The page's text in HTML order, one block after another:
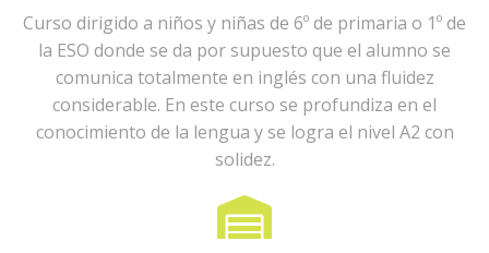
Curso dirigido a niños y niñas de 6º de primaria o 1º de
la ESO donde se da por supuesto que el alumno se
comunica totalmente en inglés con una fluidez
considerable. En este curso se profundiza en el
conocimiento de la lengua y se logra el nivel A2 con
solidez.